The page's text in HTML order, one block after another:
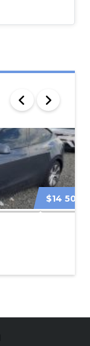
$14 500